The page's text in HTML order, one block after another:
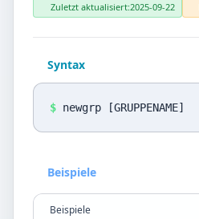
Datenschutz
Sprache
Design
Zuletzt aktualisiert:2025-09-22
Syntax
$ newgrp [GRUPPENAME]
Beispiele
Beispiele